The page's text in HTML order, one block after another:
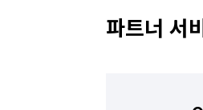
파트너 서